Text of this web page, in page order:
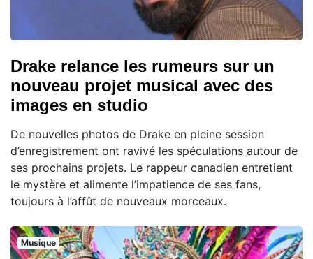
Drake relance les rumeurs sur un
nouveau projet musical avec des
images en studio
De nouvelles photos de Drake en pleine session
d’enregistrement ont ravivé les spéculations autour de
ses prochains projets. Le rappeur canadien entretient
le mystère et alimente l’impatience de ses fans,
toujours à l’affût de nouveaux morceaux.
Musique